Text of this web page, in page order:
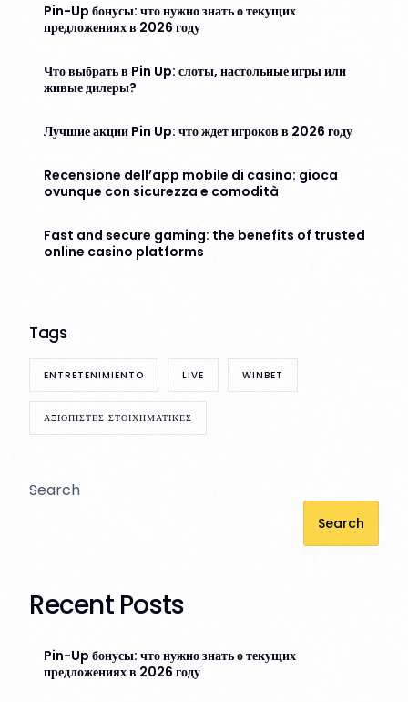
Pin-Up бонусы: что нужно знать о текущих
предложениях в 2026 году
Что выбрать в Pin Up: слоты, настольные игры или
живые дилеры?
Лучшие акции Pin Up: что ждет игроков в 2026 году
Recensione dell’app mobile di casino: gioca
ovunque con sicurezza e comodità
Fast and secure gaming: the benefits of trusted
online casino platforms
Tags
ENTRETENIMIENTO LIVE WINBET
ΑΞΙΟΠΙΣΤΕΣ ΣΤΟΙΧΗΜΑΤΙΚΕΣ
Search
Search
Recent Posts
Pin-Up бонусы: что нужно знать о текущих
предложениях в 2026 году